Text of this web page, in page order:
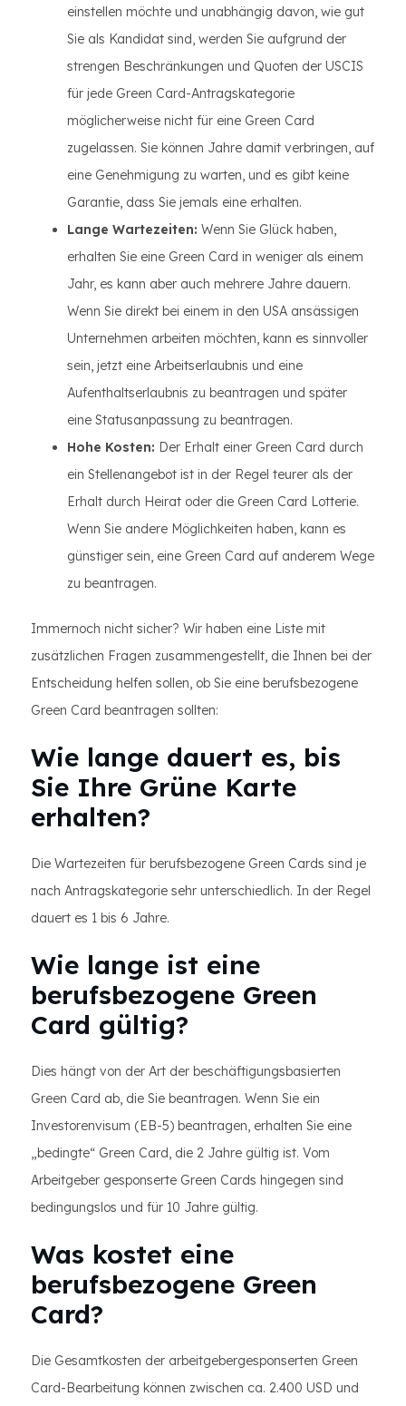
einstellen möchte und unabhängig davon, wie gut
Sie als Kandidat sind, werden Sie aufgrund der
strengen Beschränkungen und Quoten der USCIS
für jede Green Card-Antragskategorie
möglicherweise nicht für eine Green Card
zugelassen. Sie können Jahre damit verbringen, auf
eine Genehmigung zu warten, und es gibt keine
Garantie, dass Sie jemals eine erhalten.
Lange Wartezeiten: Wenn Sie Glück haben,
erhalten Sie eine Green Card in weniger als einem
Jahr, es kann aber auch mehrere Jahre dauern.
Wenn Sie direkt bei einem in den USA ansässigen
Unternehmen arbeiten möchten, kann es sinnvoller
sein, jetzt eine Arbeitserlaubnis und eine
Aufenthaltserlaubnis zu beantragen und später
eine Statusanpassung zu beantragen.
Hohe Kosten: Der Erhalt einer Green Card durch
ein Stellenangebot ist in der Regel teurer als der
Erhalt durch Heirat oder die Green Card Lotterie.
Wenn Sie andere Möglichkeiten haben, kann es
günstiger sein, eine Green Card auf anderem Wege
zu beantragen.
Immernoch nicht sicher? Wir haben eine Liste mit
zusätzlichen Fragen zusammengestellt, die Ihnen bei der
Entscheidung helfen sollen, ob Sie eine berufsbezogene
Green Card beantragen sollten:
Wie lange dauert es, bis
Sie Ihre Grüne Karte
erhalten?
Die Wartezeiten für berufsbezogene Green Cards sind je
nach Antragskategorie sehr unterschiedlich. In der Regel
dauert es 1 bis 6 Jahre.
Wie lange ist eine
berufsbezogene Green
Card gültig?
Dies hängt von der Art der beschäftigungsbasierten
Green Card ab, die Sie beantragen. Wenn Sie ein
Investorenvisum (EB-5) beantragen, erhalten Sie eine
„bedingte“ Green Card, die 2 Jahre gültig ist. Vom
Arbeitgeber gesponserte Green Cards hingegen sind
bedingungslos und für 10 Jahre gültig.
Was kostet eine
berufsbezogene Green
Card?
Die Gesamtkosten der arbeitgebergesponserten Green
Card-Bearbeitung können zwischen ca. 2.400 USD und